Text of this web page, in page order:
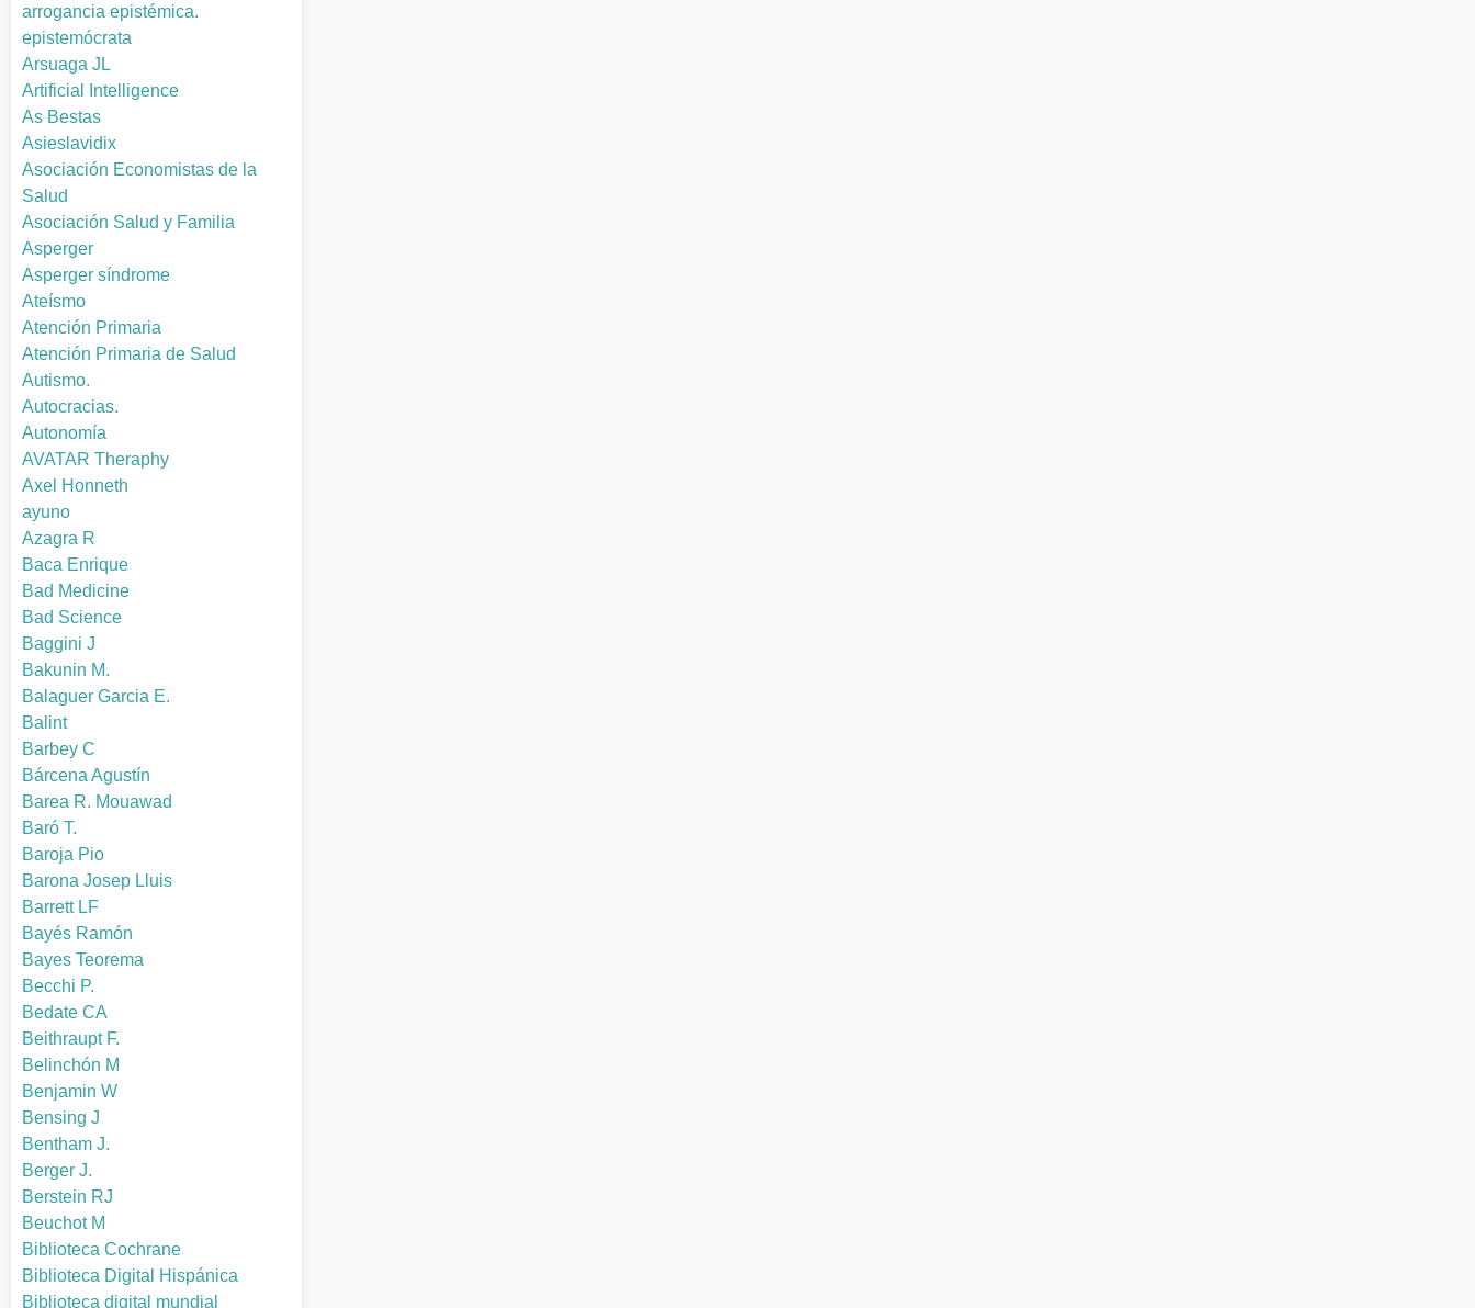
arrogancia epistémica.
epistemócrata
Arsuaga JL
Artificial Intelligence
As Bestas
Asieslavidix
Asociación Economistas de la
Salud
Asociación Salud y Familia
Asperger
Asperger síndrome
Ateísmo
Atención Primaria
Atención Primaria de Salud
Autismo.
Autocracias.
Autonomía
AVATAR Theraphy
Axel Honneth
ayuno
Azagra R
Baca Enrique
Bad Medicine
Bad Science
Baggini J
Bakunin M.
Balaguer Garcia E.
Balint
Barbey C
Bárcena Agustín
Barea R. Mouawad
Baró T.
Baroja Pio
Barona Josep Lluis
Barrett LF
Bayés Ramón
Bayes Teorema
Becchi P.
Bedate CA
Beithraupt F.
Belinchón M
Benjamin W
Bensing J
Bentham J.
Berger J.
Berstein RJ
Beuchot M
Biblioteca Cochrane
Biblioteca Digital Hispánica
Biblioteca digital mundial